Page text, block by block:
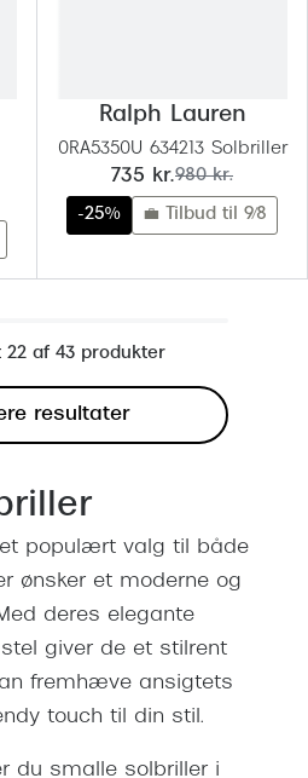
Ralph Lauren
0RA5350U 634213 Solbriller
nu:
735 kr.før:
980 kr.
-25% 💼 Tilbud til 9/8
22 af 43 produkter
resultater
populært valg til både
ønsker et moderne og
deres elegante
giver de et stilrent
fremhæve ansigtets
touch til din stil.
du smalle solbriller i